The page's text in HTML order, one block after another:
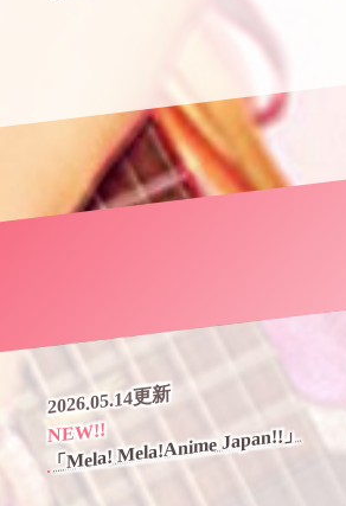
2026.05.14更新
NEW!!
「Mela! Mela!Anime Japan!!」